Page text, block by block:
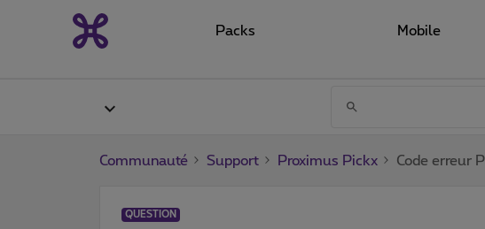
Packs Mobile
Communauté Support Proximus Pickx Code erreur
QUESTION